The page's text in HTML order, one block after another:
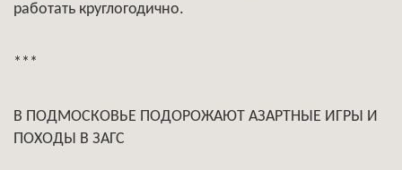
работать круглогодично.
***
В ПОДМОСКОВЬЕ ПОДОРОЖАЮТ АЗАРТНЫЕ ИГРЫ И
ПОХОДЫ В ЗАГС